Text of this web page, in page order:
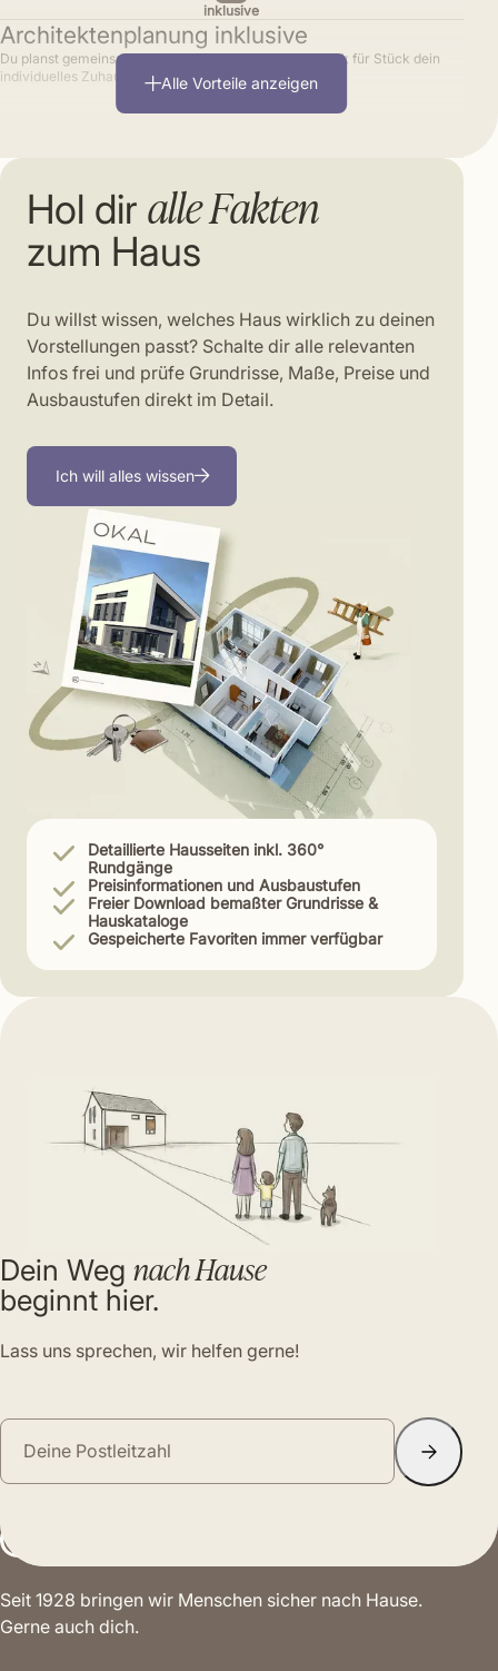
inklusive
Architektenplanung inklusive
Du planst gemeinsam mit erfahrenen Architekten Stück für Stück dein
individuelles Zuhause.
Alle Vorteile anzeigen
Hol dir alle Fakten
zum Haus
Du willst wissen, welches Haus wirklich zu deinen
Vorstellungen passt? Schalte dir alle relevanten
Infos frei und prüfe Grundrisse, Maße, Preise und
Ausbaustufen direkt im Detail.
Ich will alles wissen
Detaillierte Hausseiten inkl. 360°
Rundgänge
Preisinformationen und Ausbaustufen
Freier Download bemaßter Grundrisse &
Hauskataloge
Gespeicherte Favoriten immer verfügbar
Dein Wegnach Hause
beginnt hier.
Lass uns sprechen, wir helfen gerne!
Seit 1928 bringen wir Menschen sicher nach Hause.
Gerne auch dich.